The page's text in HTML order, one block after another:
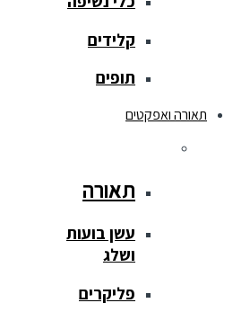
קלידים
תופים
תאורה ואפקטים
תאורה
עשן בועות
ושלג
פליקרים